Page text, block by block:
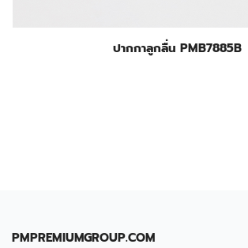
ปากกาลูกลื่น PMB7885B
PMPREMIUMGROUP.COM